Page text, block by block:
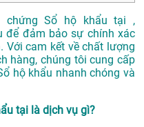
chứng Sổ hộ khẩu tại ,
để đảm bảo sự chính xác
Với cam kết về chất lượng
hàng, chúng tôi cung cấp
hộ khẩu nhanh chóng và
tại là dịch vụ gì?